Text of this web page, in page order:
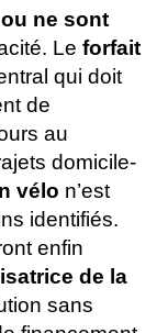
ne sont
Le forfait
qui doit
de
au
domicile-
vélo n’est
identifiés.
enfin
de la
sans